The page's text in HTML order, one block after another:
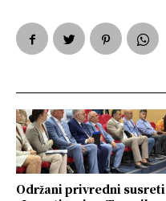
Održani privredni susreti